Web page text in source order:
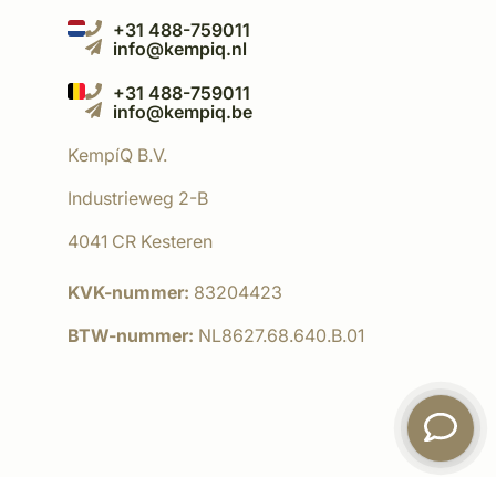
+31 488-759011
info@kempiq.nl
+31 488-759011
info@kempiq.be
KempíQ B.V.
Industrieweg 2-B
4041 CR Kesteren
KVK-nummer: 83204423
BTW-nummer: NL8627.68.640.B.01